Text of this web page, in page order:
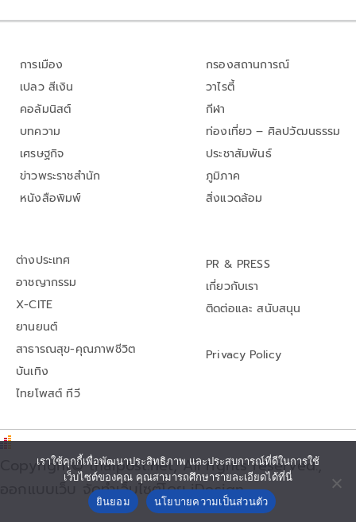
การเมือง
เปลว สีเงิน
คอลัมนิสต์
บทความ
เศรษฐกิจ
ข่าวพระราชสำนัก
หนังสือพิมพ์
กรองสถานการณ์
วาไรตี้
กีฬา
ท่องเที่ยว – ศิลปวัฒนธรรม
ประชาสัมพันธ์
ภูมิภาค
สิ่งแวดล้อม
ต่างประเทศ
อาชญากรรม
X-CITE
ยานยนต์
สาธารณสุข-คุณภาพชีวิต
บันเทิง
ไทยโพสต์ ทีวี
PR & PRESS
เกี่ยวกับเรา
ติดต่อและ สนับสนุน
Privacy Policy
Copyright© thaipost.net, All rights reserved.,
ออกแบบเว็บ จัดทำเว็บไซต์โดย iDesign
เราใช้คุกกี้เพื่อพัฒนาประสิทธิภาพ และประสบการณ์ที่ดีในการใช้
เว็บไซต์ของคุณ คุณสามารถศึกษารายละเอียดได้ที่นี่
ยินยอม
นโยบายความเป็นส่วนตัว